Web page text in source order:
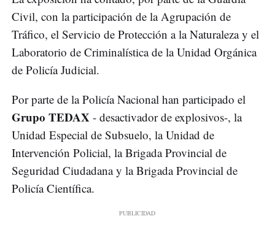
Civil, con la participación de la Agrupación de
Tráfico, el Servicio de Protección a la Naturaleza y el
Laboratorio de Criminalística de la Unidad Orgánica
de Policía Judicial.
Por parte de la Policía Nacional han participado el
Grupo TEDAX - desactivador de explosivos-, la
Unidad Especial de Subsuelo, la Unidad de
Intervención Policial, la Brigada Provincial de
Seguridad Ciudadana y la Brigada Provincial de
Policía Científica.